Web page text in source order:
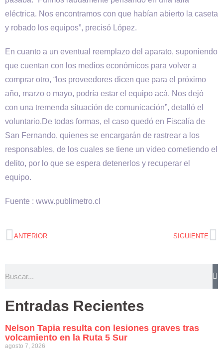
eléctrica. Nos encontramos con que habían abierto la caseta
y robado los equipos”, precisó López.
En cuanto a un eventual reemplazo del aparato, suponiendo
que cuentan con los medios económicos para volver a
comprar otro, “los proveedores dicen que para el próximo
año, marzo o mayo, podría estar el equipo acá. Nos dejó
con una tremenda situación de comunicación”, detalló el
voluntario.De todas formas, el caso quedó en Fiscalía de
San Fernando, quienes se encargarán de rastrear a los
responsables, de los cuales se tiene un video cometiendo el
delito, por lo que se espera detenerlos y recuperar el
equipo.
Fuente : www.publimetro.cl
ANTERIOR SIGUIENTE
Entradas Recientes
Nelson Tapia resulta con lesiones graves tras
volcamiento en la Ruta 5 Sur
agosto 7, 2026